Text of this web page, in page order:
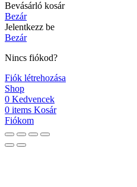
Bevásárló kosár
Bezár
Jelentkezz be
Bezár
Nincs fiókod?
Fiók létrehozása
Shop
0 Kedvencek
0 items Kosár
Fiókom